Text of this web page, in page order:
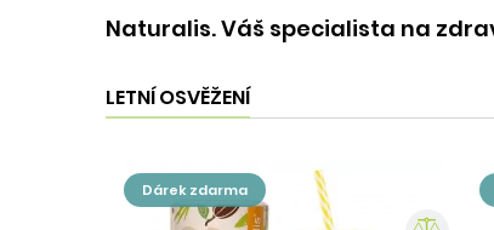
Naturalis. Váš specialista na
LETNÍ OSVĚŽENÍ
dárek zdarma